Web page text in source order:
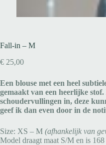
Fall-in – M
€ 25,00
Een blouse met een heel
gemaakt van een heerlijke
schoudervullingen in, deze
geef ik dan even door in de
Size: XS – M (afhankelijk van
Model draagt maat S/M en is